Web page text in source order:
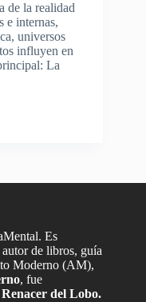
de la realidad
e internas,
universos
influyen en
La
Es
de libros, guía
Moderno (AM),
, fue
Renacer del Lobo.